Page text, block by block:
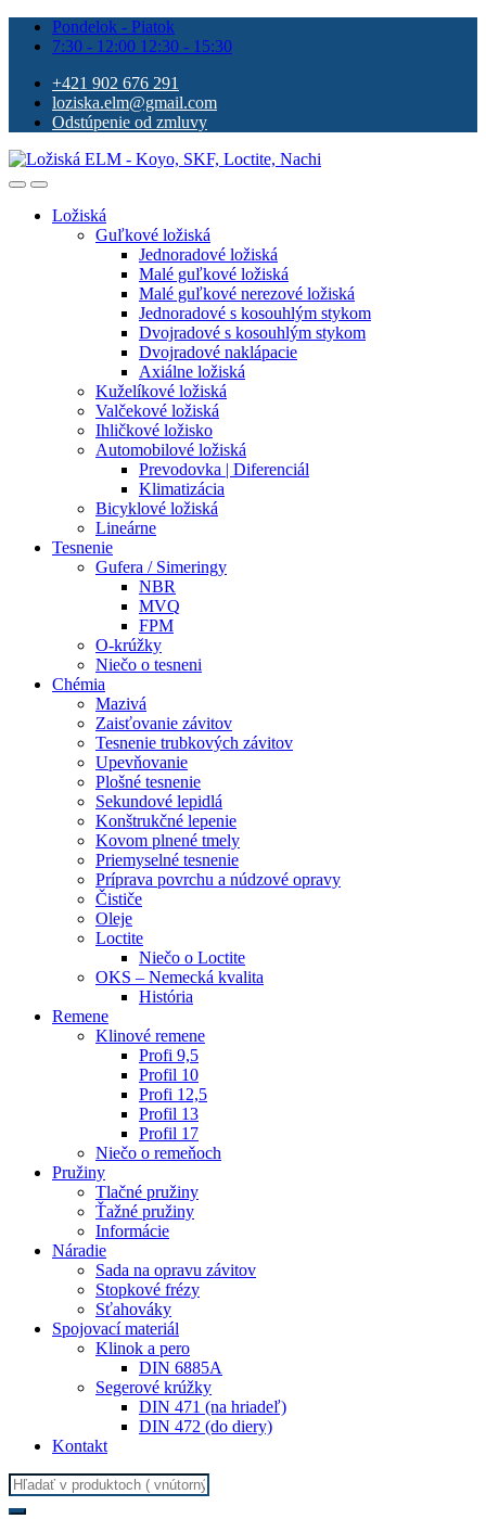
Pondelok - Piatok
7:30 - 12:00 12:30 - 15:30
+421 902 676 291
loziska.elm@gmail.com
Odstúpenie od zmluvy
Ložiská
Guľkové ložiská
Jednoradové ložiská
Malé guľkové ložiská
Malé guľkové nerezové ložiská
Jednoradové s kosouhlým stykom
Dvojradové s kosouhlým stykom
Dvojradové naklápacie
Axiálne ložiská
Kuželíkové ložiská
Valčekové ložiská
Ihličkové ložisko
Automobilové ložiská
Prevodovka | Diferenciál
Klimatizácia
Bicyklové ložiská
Lineárne
Tesnenie
Gufera / Simeringy
NBR
MVQ
FPM
O-krúžky
Niečo o tesneni
Chémia
Mazivá
Zaisťovanie závitov
Tesnenie trubkových závitov
Upevňovanie
Plošné tesnenie
Sekundové lepidlá
Konštrukčné lepenie
Kovom plnené tmely
Priemyselné tesnenie
Príprava povrchu a núdzové opravy
Čističe
Oleje
Loctite
Niečo o Loctite
OKS – Nemecká kvalita
História
Remene
Klinové remene
Profi 9,5
Profil 10
Profi 12,5
Profil 13
Profil 17
Niečo o remeňoch
Pružiny
Tlačné pružiny
Ťažné pružiny
Informácie
Náradie
Sada na opravu závitov
Stopkové frézy
Sťahováky
Spojovací materiál
Klinok a pero
DIN 6885A
Segerové krúžky
DIN 471 (na hriadeľ)
DIN 472 (do diery)
Kontakt
Search
for: